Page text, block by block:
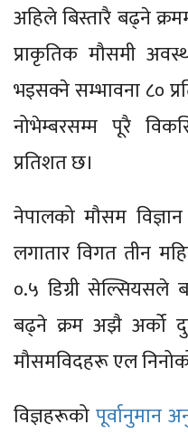
अहिले बिस्तारै बढ्ने
प्राकृतिक मौसमी
भइसक्ने सम्भावना ८०
नोभेम्बरसम्म पूरै
प्रतिशत छ।
नेपालको मौसम
लगातार विगत तीन
०.५ डिग्री सेल्सियसले
बढ्ने क्रम अझै अर्को
मौसमविदहरू एल
विज्ञहरूकोपूर्वानुमान